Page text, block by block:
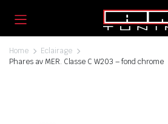
Home
Eclairage
Phares av MER. Classe C W203 – fond chrome